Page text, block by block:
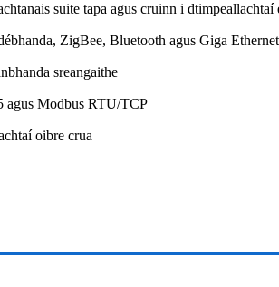
suite tapa agus cruinn i dtimpeallachtaí
ZigBee, Bluetooth agus Giga
sreangaithe
agus Modbus RTU/TCP
oibre crua